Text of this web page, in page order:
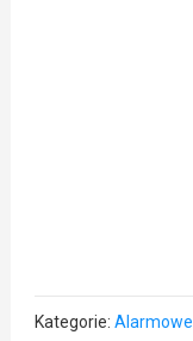
Kategorie: Alarmowe